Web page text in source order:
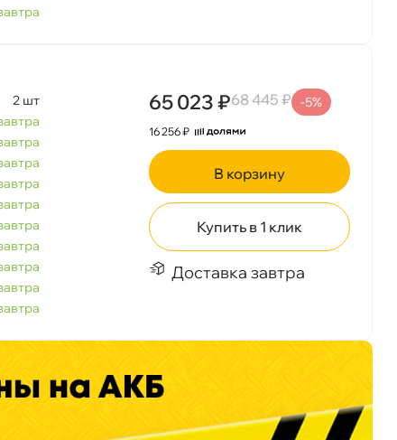
2 шт
65 023 ₽68 445 ₽ -5%
16 256 ₽
корзину
Купить в 1 клик
Доставка завтра